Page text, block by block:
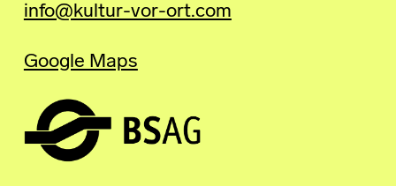
info@kultur-vor-ort.com
Google Maps